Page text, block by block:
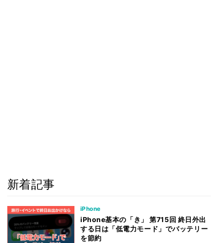
新着記事
iPhone
iPhone基本の「き」 第715回 終日外出
する日は「低電力モード」でバッテリー
を節約